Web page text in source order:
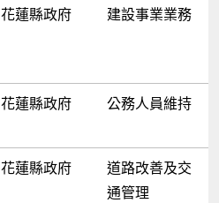
花蓮縣政府 建設事業業務
花蓮縣政府 公務人員維持
花蓮縣政府
道路改善及交
通管理